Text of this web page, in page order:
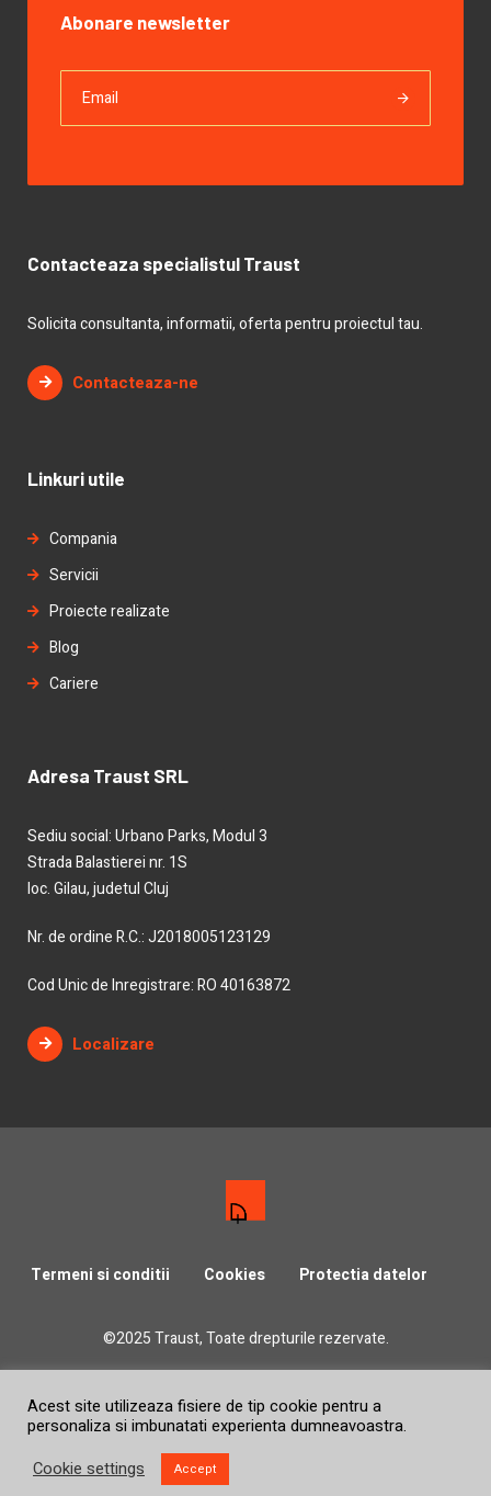
Abonare newsletter
Contacteaza specialistul Traust
Solicita consultanta, informatii, oferta pentru proiectul tau.
Contacteaza-ne
Linkuri utile
Compania
Servicii
Proiecte realizate
Blog
Cariere
Adresa Traust SRL
Sediu social: Urbano Parks, Modul 3
Strada Balastierei nr. 1S
loc. Gilau, judetul Cluj
Nr. de ordine R.C.: J2018005123129
Cod Unic de Inregistrare: RO 40163872
Localizare
Termeni si conditii Cookies Protectia datelor
©2025 Traust, Toate drepturile rezervate.
Acest site utilizeaza fisiere de tip cookie pentru a
personaliza si imbunatati experienta dumneavoastra.
Cookie settings
Accept